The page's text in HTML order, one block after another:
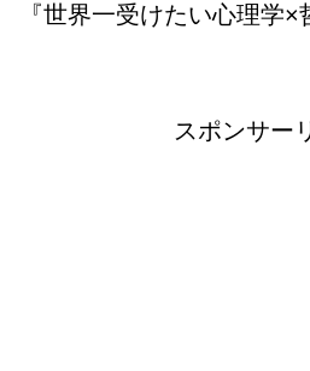
『世界一受けたい心理学×
スポンサー